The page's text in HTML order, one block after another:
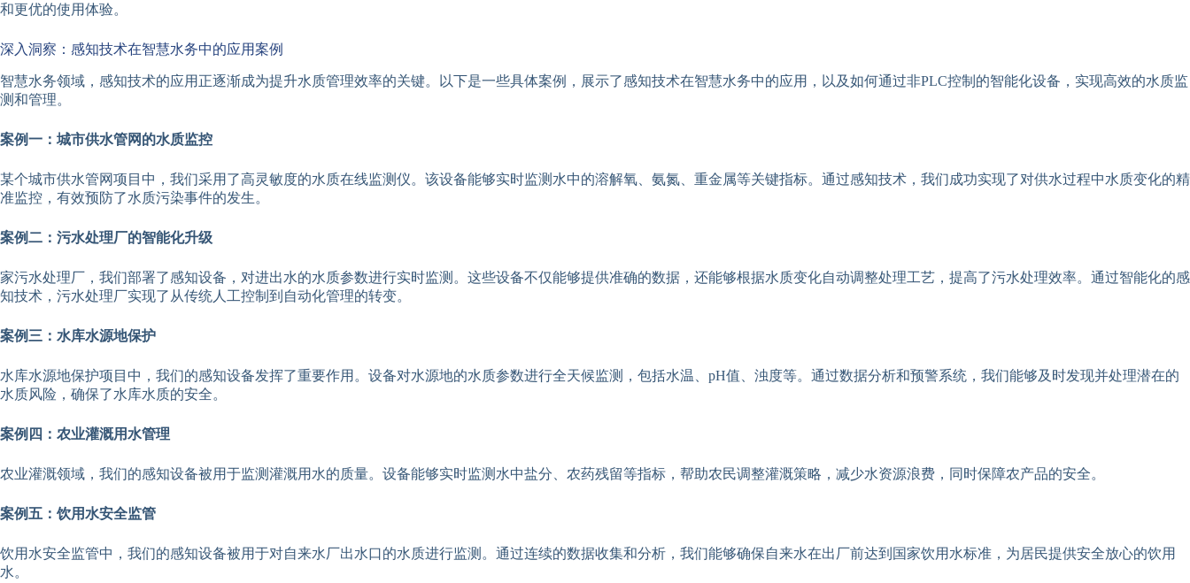
和更优的使用体验。
深入洞察：感知技术在智慧水务中的应用案例
智慧水务领域，感知技术的应用正逐渐成为提升水质管理效率的关键。以下是一些具体案例，展示了感知技术在智慧水务中的应用，以及如何通过非PLC控制的智能化设备，实现高效的水质监
测和管理。
案例一：城市供水管网的水质监控
某个城市供水管网项目中，我们采用了高灵敏度的水质在线监测仪。该设备能够实时监测水中的溶解氧、氨氮、重金属等关键指标。通过感知技术，我们成功实现了对供水过程中水质变化的精
准监控，有效预防了水质污染事件的发生。
案例二：污水处理厂的智能化升级
家污水处理厂，我们部署了感知设备，对进出水的水质参数进行实时监测。这些设备不仅能够提供准确的数据，还能够根据水质变化自动调整处理工艺，提高了污水处理效率。通过智能化的感
知技术，污水处理厂实现了从传统人工控制到自动化管理的转变。
案例三：水库水源地保护
水库水源地保护项目中，我们的感知设备发挥了重要作用。设备对水源地的水质参数进行全天候监测，包括水温、pH值、浊度等。通过数据分析和预警系统，我们能够及时发现并处理潜在的
水质风险，确保了水库水质的安全。
案例四：农业灌溉用水管理
农业灌溉领域，我们的感知设备被用于监测灌溉用水的质量。设备能够实时监测水中盐分、农药残留等指标，帮助农民调整灌溉策略，减少水资源浪费，同时保障农产品的安全。
案例五：饮用水安全监管
饮用水安全监管中，我们的感知设备被用于对自来水厂出水口的水质进行监测。通过连续的数据收集和分析，我们能够确保自来水在出厂前达到国家饮用水标准，为居民提供安全放心的饮用
水。